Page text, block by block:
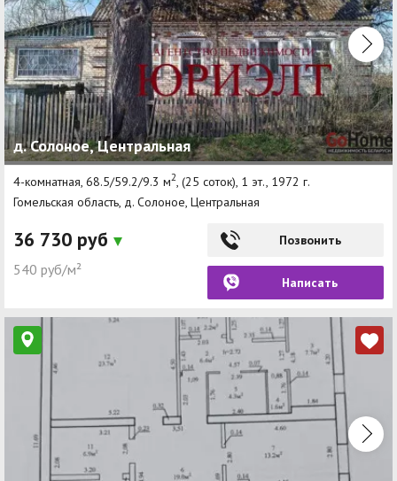
Комерческая недвижимость
Недвижимость в Солоном
Продажа коммерческой недвижимости
Аренда коммерческой недвижимости
Другие разделы
Новости
Ремонт квартир
Способы оплаты
Реклама на сайте
д. Солоное, Центральная
4-комнатная, 68.5/59.2/9.3 м2 , (25 соток), 1 эт., 1972 г.
Гомельская область, д. Солоное, Центральная
36 730 руб
540 руб/м²
Позвонить
Написать